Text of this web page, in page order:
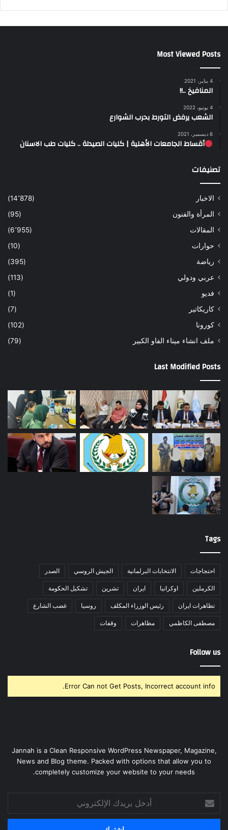
Most Viewed Posts
4 يناير، 2021
المنافيخ ..!!
4 يونيو، 2022
الشعب يرفض التورط بحرب الشوارع
6 ديسمبر، 2021
أقساط الجامعات الأهلية | كليات الصيدلة .. كليات طب الاسنان
تصنيفات
الاخبار
(14٬878)
المرأة والفنون
(95)
المقالات
(6٬955)
حوارات
(10)
رياضة
(395)
عربي ودولي
(113)
فديو
(1)
كاريكاتير
(7)
كورونا
(102)
ملف انشاء ميناء الفاو الكبير
(79)
Last Modified Posts
Tags
احتجاجات الانتخابات البرلمانية الجيش الروسي الصدر
الكرملين اوكرانيا ايران تشرين تشكيل الحكومة
تظاهرات ايران رئيس الوزراء المكلف روسيا غضب الشارع
مصطفى الكاظمي مظاهرات وقفات
Follow us
Error Can not Get Posts, Incorrect account info.
Jannah is a Clean Responsive WordPress Newspaper, Magazine,
News and Blog theme. Packed with options that allow you to
completely customize your website to your needs.
بريدك
الإلكتروني